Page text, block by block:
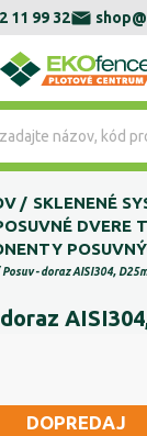
11 99 32
názov, kód
SKLENENÉ
DVERE
Posuv - doraz AISI304,
DOPREDAJ